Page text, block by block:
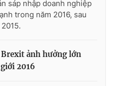
sáp nhập doanh nghiệp
trong năm 2016, sau
ảnh hưởng lớn
2016